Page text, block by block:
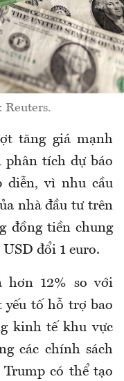
Reuters.
tăng giá mạnh
phân tích dự báo
diễn, vì nhu cầu
nhà đầu tư trên
đồng tiền chung
đổi 1 euro.
hơn 12% so với
yếu tố hỗ trợ bao
kinh tế khu vực
các chính sách
có thể tạo